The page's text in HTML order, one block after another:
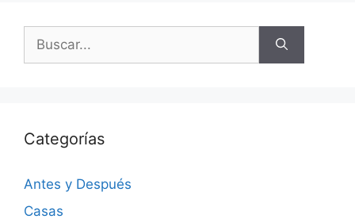
Categorías
Antes y Después
Casas